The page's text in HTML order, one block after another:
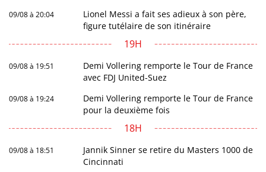
09/08 à 20:04
Lionel Messi a fait ses adieux à son père,
figure tutélaire de son itinéraire
19H
09/08 à 19:51
Demi Vollering remporte le Tour de France
avec FDJ United-Suez
09/08 à 19:24
Demi Vollering remporte le Tour de France
pour la deuxième fois
18H
09/08 à 18:51
Jannik Sinner se retire du Masters 1000 de
Cincinnati